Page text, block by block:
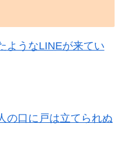
ようなLINEが来てい
の口に戸は立てられぬ